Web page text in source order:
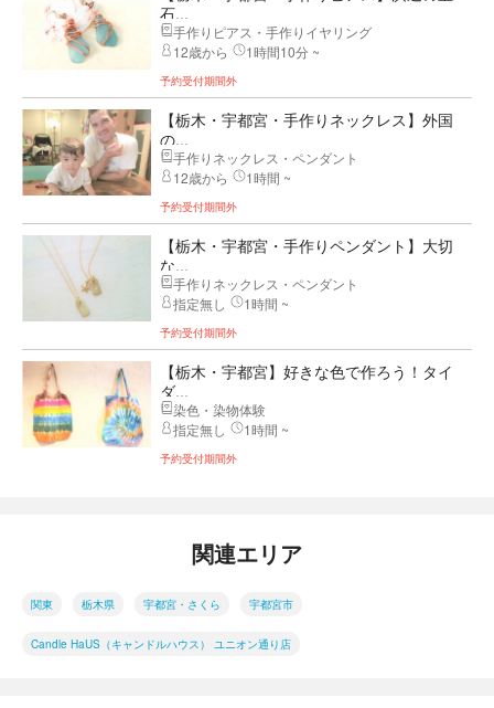
石...
手作りピアス・手作りイヤリング
12歳から
1時間10分 ~
予約受付期間外
【栃木・宇都宮・手作りネックレス】外国
の...
手作りネックレス・ペンダント
12歳から
1時間 ~
予約受付期間外
【栃木・宇都宮・手作りペンダント】大切
な...
手作りネックレス・ペンダント
指定無し
1時間 ~
予約受付期間外
【栃木・宇都宮】好きな色で作ろう！タイ
ダ...
染色・染物体験
指定無し
1時間 ~
予約受付期間外
関連エリア
関東 栃木県 宇都宮・さくら 宇都宮市
Candle HaUS（キャンドルハウス） ユニオン通り店